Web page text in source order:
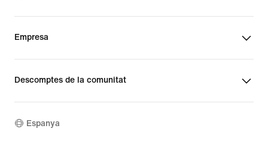
Empresa
Descomptes de la comunitat
Espanya